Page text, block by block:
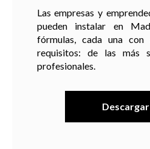
Las empresas y
pueden instalar en
fórmulas, cada una con
requisitos: de las más
profesionales.